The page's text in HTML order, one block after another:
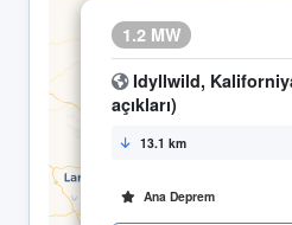
1.2 MW
Idyllwild,
açıkları)
13.1 km
Ana Deprem